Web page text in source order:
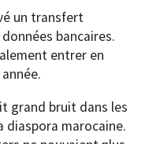
un transfert
bancaires.
entrer en
grand bruit dans les
diaspora marocaine.